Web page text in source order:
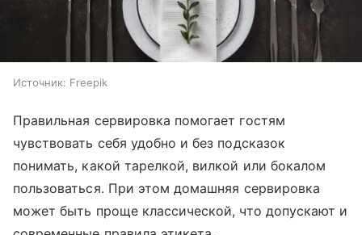
Источник: Freepik
Правильная сервировка помогает гостям
чувствовать себя удобно и без подсказок
понимать, какой тарелкой, вилкой или бокалом
пользоваться. При этом домашняя сервировка
может быть проще классической, что допускают и